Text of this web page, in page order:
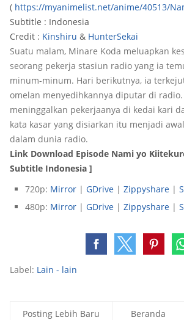
( https://myanimelist.net/anime/40513/
Subtitle : Indonesia
Credit : Kinshiru & HunterSekai
Suatu malam, Minare Koda meluapkan
seorang pekerja stasiun radio yang ia
minum-minum. Hari berikutnya, ia
omelan menyedihkannya diputar di radio.
meninggalkan pekerjaanya di kedai kari
kata kasar yang disiarkan itu menjadi
dalam dunia radio.
Link Download Episode Nami yo
Subtitle Indonesia ]
720p: Mirror | GDrive | Zippyshare |
480p: Mirror | GDrive | Zippyshare |
Label: Lain - lain
Posting Lebih Baru Beranda